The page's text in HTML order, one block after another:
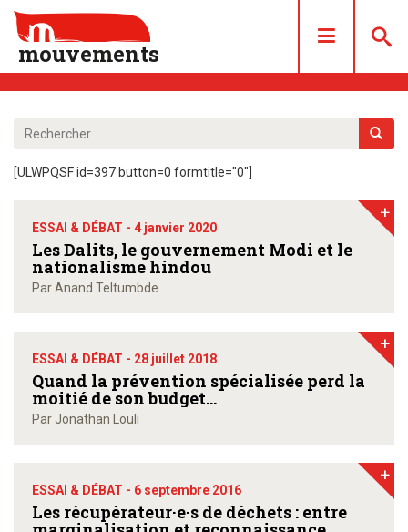
mouvements
LES NUMÉROS
ACHAT/ABONNEMENT
CONTACT
[ULWPQSF id=397 button=0 formtitle="0"]
ESSAI & DÉBAT - 4 janvier 2020
Les Dalits, le gouvernement Modi et le
nationalisme hindou
Par Anand Teltumbde
+
ESSAI & DÉBAT - 28 juillet 2018
Quand la prévention spécialisée perd la
moitié de son budget…
Par Jonathan Louli
+
ESSAI & DÉBAT - 6 septembre 2016
Les récupérateur·e·s de déchets : entre
+